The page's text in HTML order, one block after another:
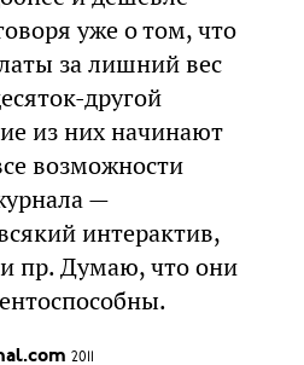
уже о том, что
за лишний вес
другой
из них начинают
возможности
—
интерактив,
пр. Думаю, что они
2011